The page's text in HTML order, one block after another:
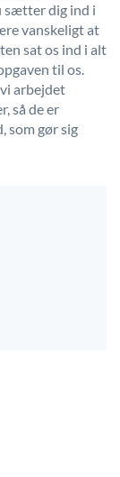
sætter dig ind i
vanskeligt at
sat os ind i alt
til os.
arbejdet
så de er
som gør sig